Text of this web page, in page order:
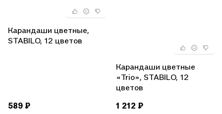
Карандаши цветные,
STABILO, 12 цветов
589 ₽
Карандаши цветные
«Trio», STABILO, 12
цветов
1 212 ₽